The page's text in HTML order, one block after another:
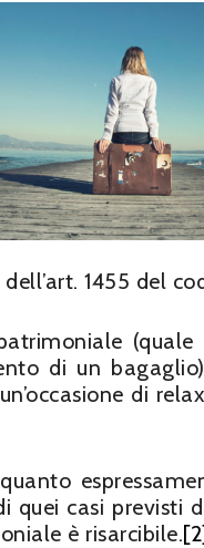
1455 del
(quale
di un
di
casi previsti
è risarcibile.